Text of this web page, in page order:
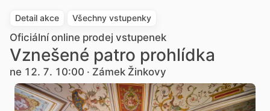
Detail akce Všechny vstupenky
Oficiální online prodej vstupenek
Vznešené patro prohlídka
ne 12. 7. 10:00 · Zámek Žinkovy